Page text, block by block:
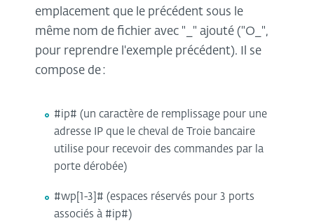
emplacement que le précédent sous le
même nom de fichier avec "_" ajouté ("O_",
pour reprendre l'exemple précédent). Il se
compose de :
#ip# (un caractère de remplissage pour une
adresse IP que le cheval de Troie bancaire
utilise pour recevoir des commandes par la
porte dérobée)
#wp[1-3]# (espaces réservés pour 3 ports
associés à #ip#)